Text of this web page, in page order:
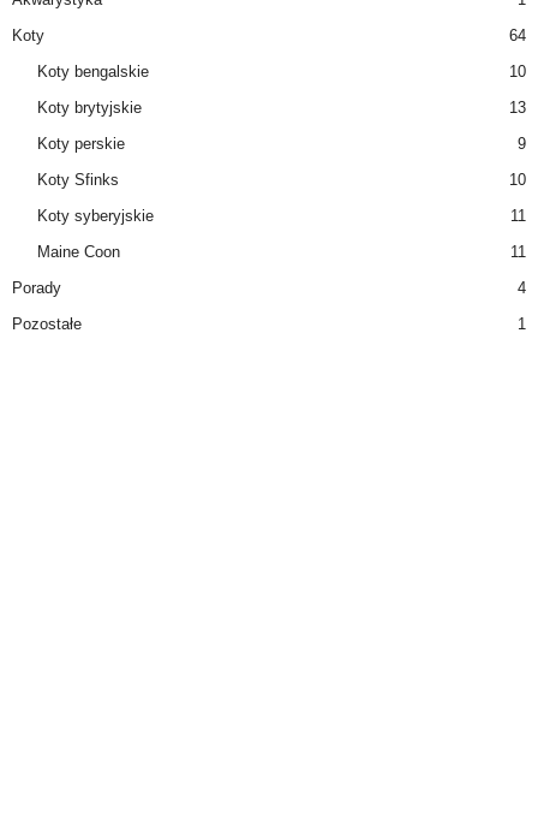
Koty
64
Koty bengalskie
10
Koty brytyjskie
13
Koty perskie
9
Koty Sfinks
10
Koty syberyjskie
11
Maine Coon
11
Porady
4
Pozostałe
1